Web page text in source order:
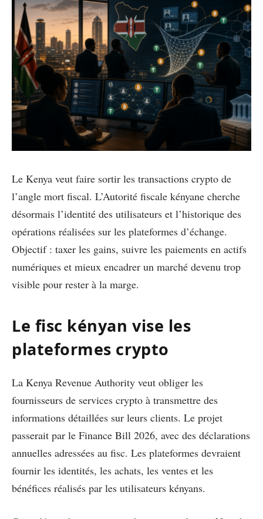
Le Kenya veut faire sortir les transactions crypto de
l’angle mort fiscal. L’Autorité fiscale kényane cherche
désormais l’identité des utilisateurs et l’historique des
opérations réalisées sur les plateformes d’échange.
Objectif : taxer les gains, suivre les paiements en actifs
numériques et mieux encadrer un marché devenu trop
visible pour rester à la marge.
Le fisc kényan vise les
plateformes crypto
La Kenya Revenue Authority veut obliger les
fournisseurs de services crypto à transmettre des
informations détaillées sur leurs clients. Le projet
passerait par le Finance Bill 2026, avec des déclarations
annuelles adressées au fisc. Les plateformes devraient
fournir les identités, les achats, les ventes et les
bénéfices réalisés par les utilisateurs kényans.